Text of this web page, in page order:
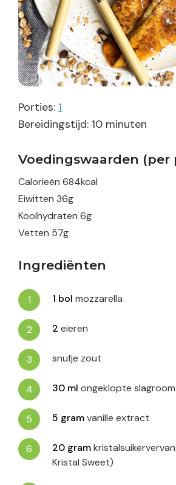
Porties: 1
Bereidingstijd: 10minuten
minuten
Voedingswaarden (per
Calorieën 684kcal
Eiwitten 36g
Koolhydraten 6g
Vetten 57g
Ingrediënten
1 bol mozzarella
2 eieren
snufje zout
30 ml ongeklopte slagroom
5 gramvanille extract
20 gram
Kristal Sweet)